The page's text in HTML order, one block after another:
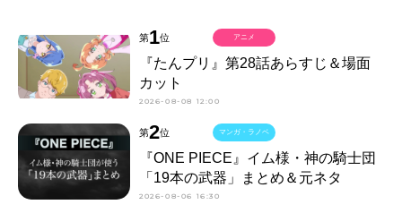
第1位
『たんプリ』第28話あらすじ＆場面
カット
2026-08-08 12:00
アニメ
第2位
『ONE PIECE』イム様・神の騎士団
「19本の武器」まとめ＆元ネタ
2026-08-06 16:30
マンガ・ラノベ